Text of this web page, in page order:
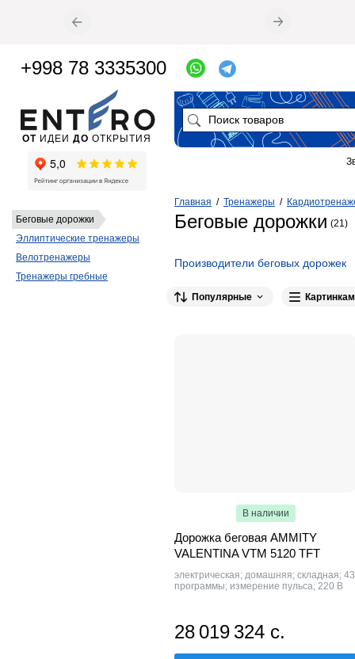
Главная / Тренажеры /
Беговые дорожки (21)
Производители беговых дорожек
Популярные
В наличии
Дорожка беговая AMMITY
VALENTINA VTM 5120 TFT
электрическая; домашняя; складная; 43
программы; измерение пульса; 220 В
28 019 324 с.
Беговые дорожки
Эллиптические тренажеры
Велотренажеры
Тренажеры гребные
ОТ ИДЕИ ДО ОТКРЫТИЯ
+998 78 3335300